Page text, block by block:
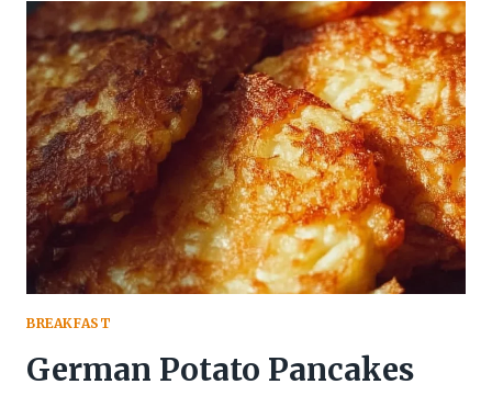
BREAKFAST
German Potato Pancakes